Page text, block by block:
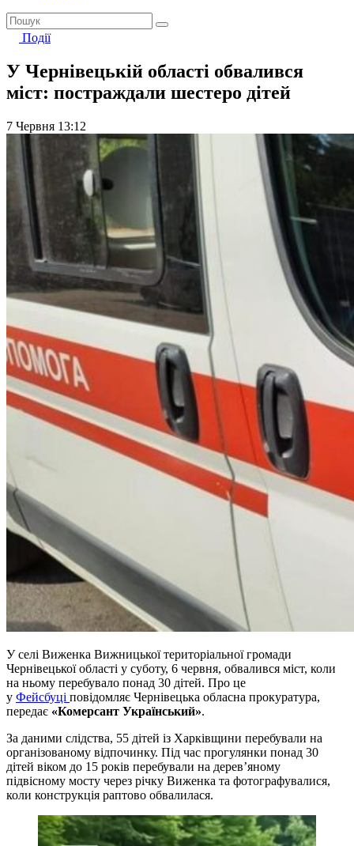
Події
У Чернівецькій області обвалився
міст: постраждали шестеро дітей
7 Червня 13:12
У селі Виженка Вижницької територіальної громади
Чернівецької області у суботу, 6 червня, обвалився міст, коли
на ньому перебувало понад 30 дітей. Про це
у Фейсбуці повідомляє Чернівецька обласна прокуратура,
передає «Комерсант Український».
За даними слідства, 55 дітей із Харківщини перебували на
організованому відпочинку. Під час прогулянки понад 30
дітей віком до 15 років перебували на дерев’яному
підвісному мосту через річку Виженка та фотографувалися,
коли конструкція раптово обвалилася.